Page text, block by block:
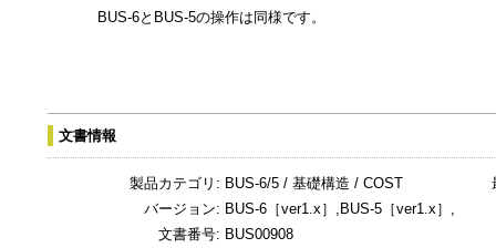
BUS-6とBUS-5の操作は同様です。
文書情報
製品カテゴリ: BUS-6/5 / 基礎構造 / COST
バージョン: BUS-6［ver1.x］,BUS-5［ver1.x］,
文書番号: BUS00908